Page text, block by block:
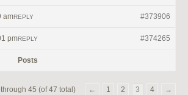
am #373906
REPLY
pm #374265
REPLY
Posts
45 (of 47 total) ← 1 2 3 4 →